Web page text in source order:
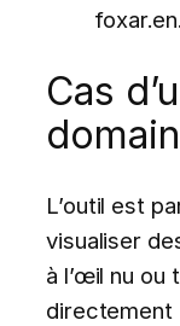
Cas
L’outil est
visualiser
à l’œil nu ou
directement